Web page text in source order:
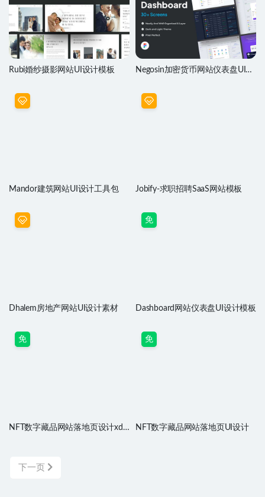
Rubi婚纱摄影网站UI设计模板
Negosin加密货币网站仪表盘UI设
Mandor建筑网站UI设计工具包 Jobify-求职招聘SaaS网站模板
Dhalem房地产网站UI设计素材
免
Dashboard网站仪表盘UI设计模板
免
NFT数字藏品网站落地页设计xd
免
NFT数字藏品网站落地页UI设计
下一页